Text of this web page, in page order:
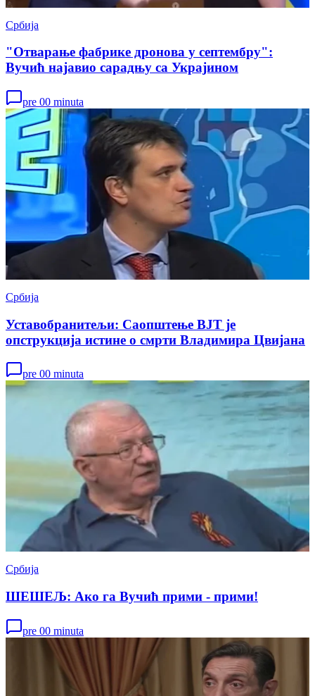
Србија
"Отварање фабрике дронова у септембру":
Вучић најавио сарадњу са Украјином
pre 00 minuta
Србија
Уставобранитељи: Саопштење ВЈТ је
опструкција истине о смрти Владимира Цвијана
pre 00 minuta
Србија
ШЕШЕЉ: Ако га Вучић прими - прими!
pre 00 minuta